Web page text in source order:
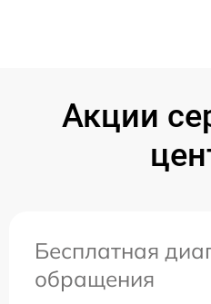
Акции
Бесплатная
обращения